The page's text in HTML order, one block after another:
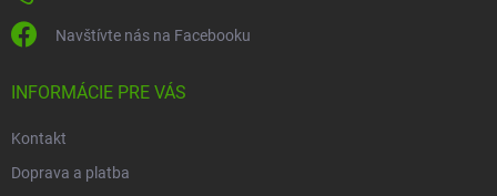
Navštívte nás na Facebooku
INFORMÁCIE PRE VÁS
Kontakt
Doprava a platba